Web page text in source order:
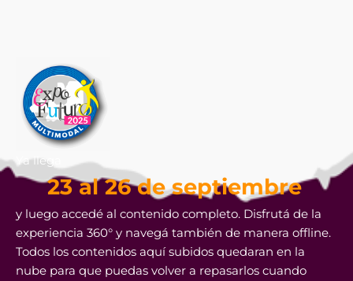
Ya llega
23 al 26 de septiembre
y luego accedé al contenido completo. Disfrutá de la
experiencia 360° y navegá también de manera offline.
Todos los contenidos aquí subidos quedaran en la
nube para que puedas volver a repasarlos cuando